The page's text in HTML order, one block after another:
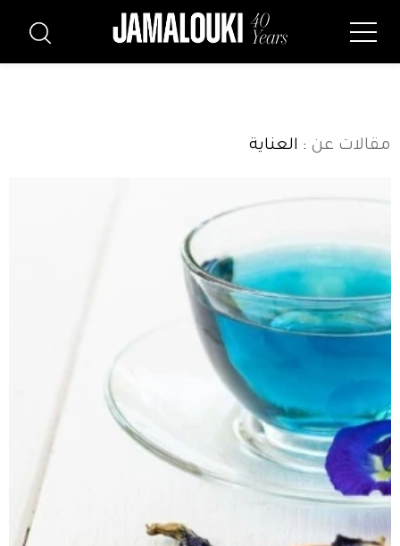
مقالات عن : العناية